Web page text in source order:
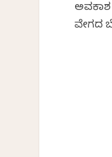
ಅವಕಾಶ
ವೇಗದ